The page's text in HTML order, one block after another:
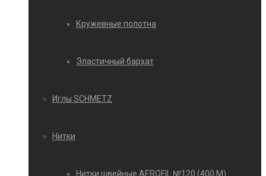
Кружевные полотна
Эластичный бархат
Иглы SCHMETZ
Нитки
Нитки швейные AEROFIL №120 (400 М)